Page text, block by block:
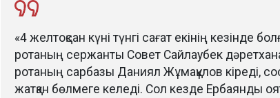
«4 желтоқсан күні түнгі сағат екінің кезінде
ротаның сержанты Совет Сайлаубек
ротаның сарбазы Даниял Жұмақұлов кіреді,
жатқан бөлмеге келеді. Сол кезде Ербаянды